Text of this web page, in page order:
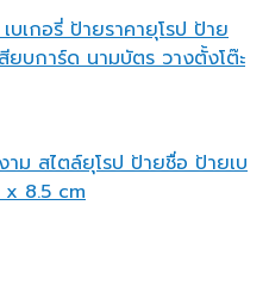
เกอรี่ ป้ายราคายุโรป ป้าย
ยบการ์ด นามบัตร วางตั้งโต๊ะ